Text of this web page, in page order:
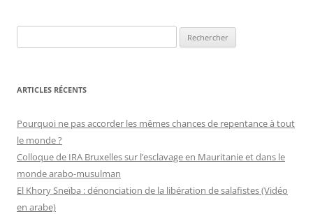
e
h
r
c
h
r
ARTICLES RÉCENTS
Pourquoi ne pas accorder les mêmes chances de repentance à tout
le monde ?
Colloque de IRA Bruxelles sur l’esclavage en Mauritanie et dans le
monde arabo-musulman
El Khory Sneïba : dénonciation de la libération de salafistes (Vidéo
en arabe)